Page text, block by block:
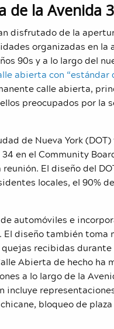
de la Avenida
disfrutado de la
organizadas en la
90s y a lo largo del
abierta con “estándar
calle abierta,
preocupados por la
de Nueva York
en el Community
El diseño del
locales, el 90%
automóviles e
diseño también toma
recibidas durante
Abierta de hecho ha
a lo largo de la
incluye
bloqueo de